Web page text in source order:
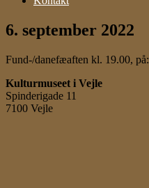
6. september 2022
Fund-/danefæaften kl. 19.00, på:
Kulturmuseet i Vejle
Spinderigade 11
7100 Vejle